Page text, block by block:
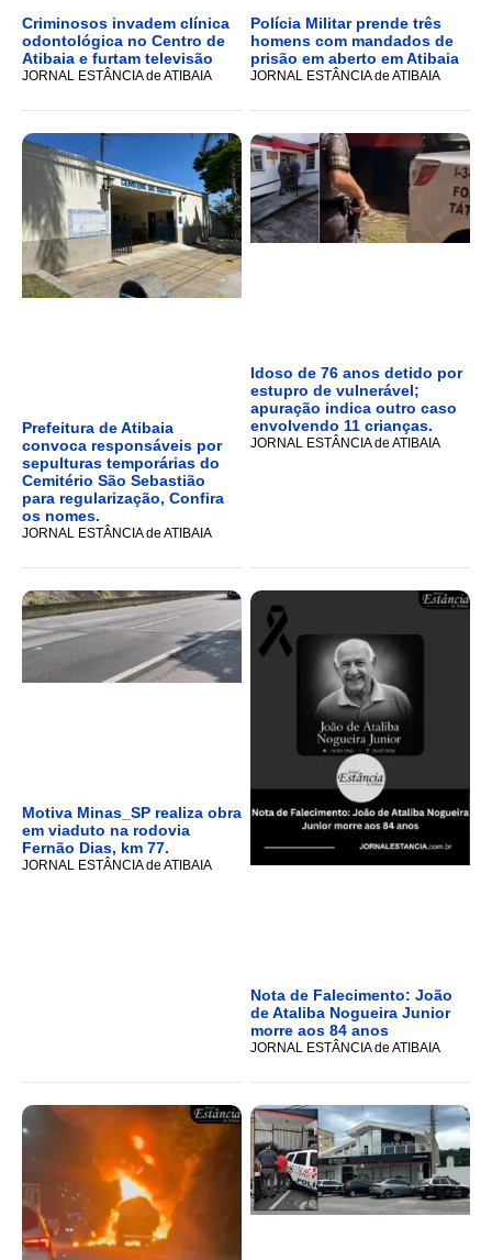
Criminosos invadem clínica
odontológica no Centro de
Atibaia e furtam televisão
JORNAL ESTÂNCIA de ATIBAIA
Polícia Militar prende três
homens com mandados de
prisão em aberto em Atibaia
JORNAL ESTÂNCIA de ATIBAIA
Prefeitura de Atibaia
convoca responsáveis por
sepulturas temporárias do
Cemitério São Sebastião
para regularização, Confira
os nomes.
JORNAL ESTÂNCIA de ATIBAIA
Idoso de 76 anos detido por
estupro de vulnerável;
apuração indica outro caso
envolvendo 11 crianças.
JORNAL ESTÂNCIA de ATIBAIA
Motiva Minas_SP realiza obra
em viaduto na rodovia
Fernão Dias, km 77.
JORNAL ESTÂNCIA de ATIBAIA
Nota de Falecimento: João
de Ataliba Nogueira Junior
morre aos 84 anos
JORNAL ESTÂNCIA de ATIBAIA